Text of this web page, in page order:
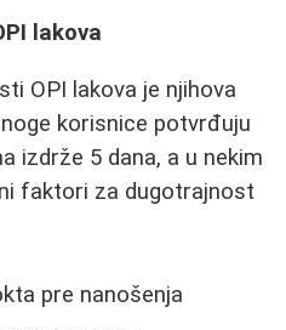
lakova
OPI lakova je njihova
korisnice potvrđuju
izdrže 5 dana, a u nekim
faktori za dugotrajnost
pre nanošenja